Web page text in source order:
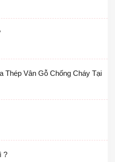
Thép Vân Gỗ Chống Cháy Tại
?